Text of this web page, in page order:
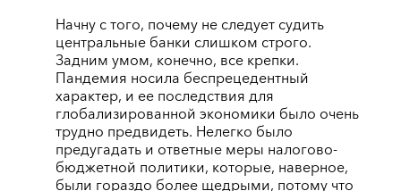
Начну с того, почему не следует судить
центральные банки слишком строго.
Задним умом, конечно, все крепки.
Пандемия носила беспрецедентный
характер, и ее последствия для
глобализированной экономики было очень
трудно предвидеть. Нелегко было
предугадать и ответные меры налогово-
бюджетной политики, которые, наверное,
были гораздо более щедрыми, потому что